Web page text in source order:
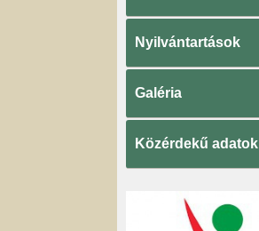
Nyilvántartások
Galéria
Közérdekű adatok